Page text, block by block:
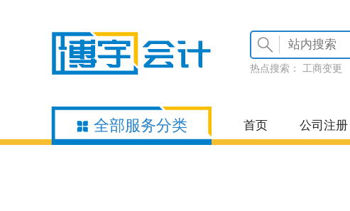
热点搜索： 工商变更
全部服务分类 首页 公司注册